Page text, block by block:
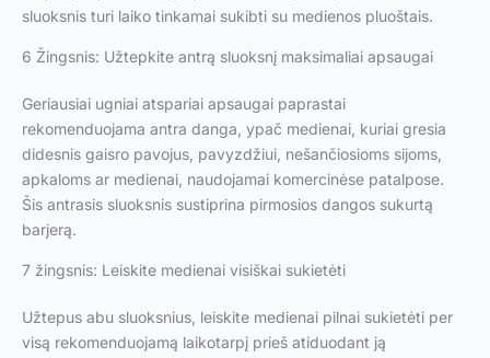
sluoksnis turi laiko tinkamai sukibti su medienos pluoštais.
6 Žingsnis: Užtepkite antrą sluoksnį maksimaliai apsaugai
Geriausiai ugniai atspariai apsaugai paprastai
rekomenduojama antra danga, ypač medienai, kuriai gresia
didesnis gaisro pavojus, pavyzdžiui, nešančiosioms sijoms,
apkaloms ar medienai, naudojamai komercinėse patalpose.
Šis antrasis sluoksnis sustiprina pirmosios dangos sukurtą
barjerą.
7 žingsnis: Leiskite medienai visiškai sukietėti
Užtepus abu sluoksnius, leiskite medienai pilnai sukietėti per
visą rekomenduojamą laikotarpį prieš atiduodant ją